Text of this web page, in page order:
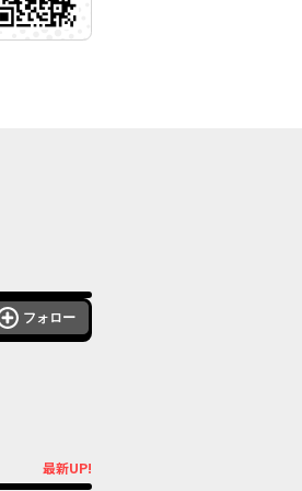
フォロー
最新UP!
オリジナル